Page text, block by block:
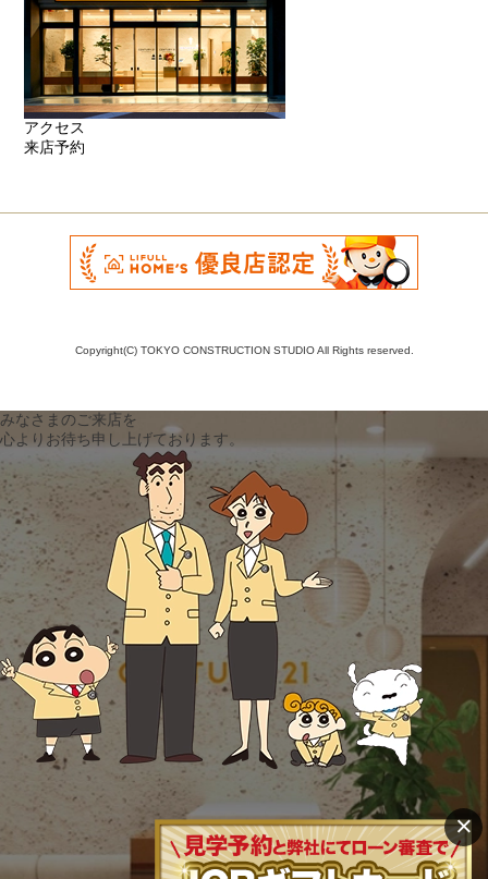
アクセス
来店予約
Copyright(C) TOKYO CONSTRUCTION STUDIO All Rights reserved.
みなさまのご来店を
心よりお待ち申し上げております。
×